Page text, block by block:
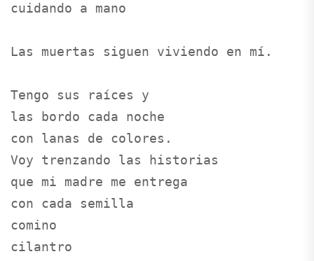
cuidando a mano
Las muertas siguen viviendo en mí.
Tengo sus raíces y
las bordo cada noche
con lanas de colores.
Voy trenzando las historias
que mi madre me entrega
con cada semilla
comino
cilantro